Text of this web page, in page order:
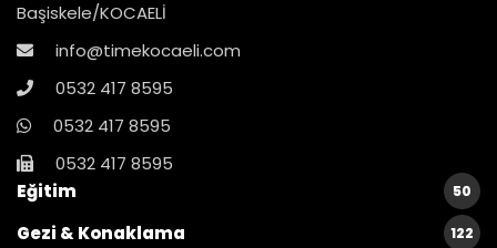
Başiskele/KOCAELİ
info@timekocaeli.com
0532 417 8595
0532 417 8595
0532 417 8595
Eğitim
50
Gezi & Konaklama 122